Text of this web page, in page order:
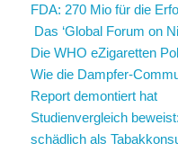
FDA: 270 Mio für die
Das ‘Global Forum on
Die WHO eZigaretten
Wie die Dampfer-
Report demontiert hat
Studienvergleich
schädlich als